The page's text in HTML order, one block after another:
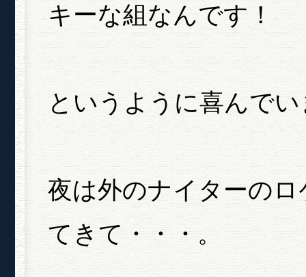
キーな組なんです！
というように喜んで
夜は外のナイターの
てきて・・・。